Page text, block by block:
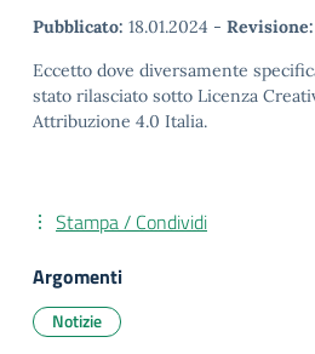
Pubblicato: 18.01.2024 - Revisione:
Eccetto dove diversamente
stato rilasciato sotto Licenza
Attribuzione 4.0 Italia.
Stampa / Condividi
Argomenti
Notizie